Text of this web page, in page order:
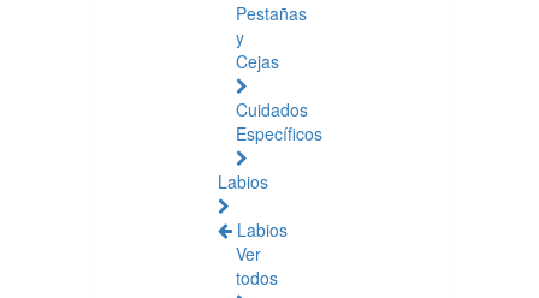
Pestañas
y
Cejas
Cuidados
Específicos
Labios
Labios
Ver
todos